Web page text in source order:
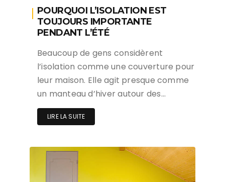
POURQUOI L’ISOLATION EST
TOUJOURS IMPORTANTE
PENDANT L’ÉTÉ
Beaucoup de gens considèrent
l’isolation comme une couverture pour
leur maison. Elle agit presque comme
un manteau d’hiver autour des…
LIRE LA SUITE